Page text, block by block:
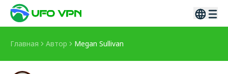
Главная Автор Megan Sullivan